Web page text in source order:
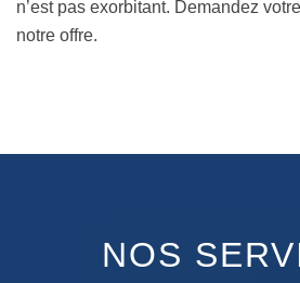
n’est pas exorbitant. Demandez
notre offre.
NOS